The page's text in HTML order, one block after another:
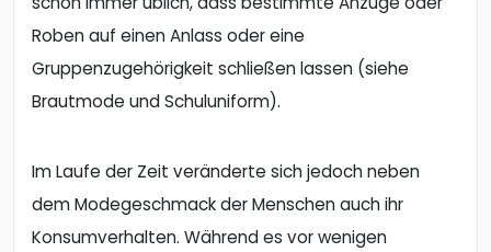
Im Laufe der Zeit veränderte sich jedoch neben
dem Modegeschmack der Menschen auch ihr
Konsumverhalten. Während es vor wenigen
pro Saison zu besitzen und seine Kleidung
auszutragen, herrscht heutzutage die Welt der
Fast-Fashion. Hierunter versteht man den